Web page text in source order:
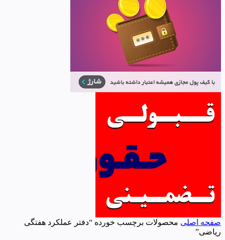
صفحه اصلی محصولات برچسب خورده “دفتر عملکرد هفتگی
ریاضی”